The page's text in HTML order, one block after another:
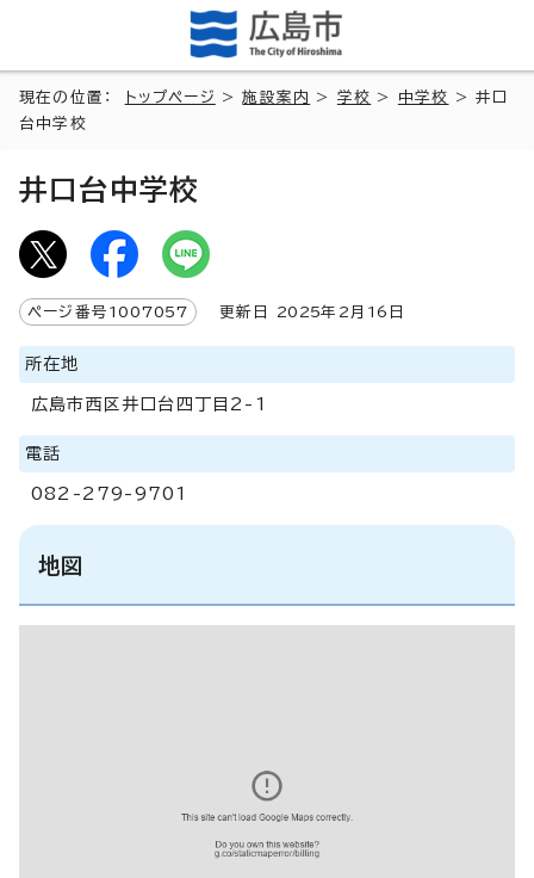
現在の位置： トップページ >施設案内 > 学校 > 中学校
> 井口
台中学校
井口台中学校
ページ番号 1007057 更新日 2025年2月 16 日
所在地
広島市西区井口台四丁目2-1
電話
082-279-9701
地図